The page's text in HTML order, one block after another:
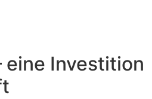
eine Investition